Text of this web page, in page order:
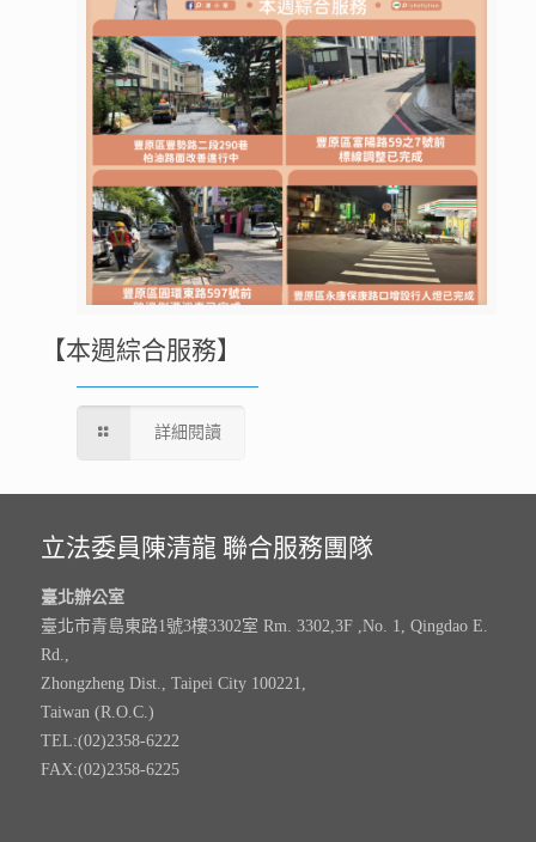
【本週綜合服務】
詳細閱讀
立法委員陳清龍 聯合服務團隊
臺北辦公室
臺北市青島東路1號3樓3302室 Rm. 3302,3F ,No. 1, Qingdao E.
Rd.,
Zhongzheng Dist., Taipei City 100221,
Taiwan (R.O.C.)
TEL:(02)2358-6222
FAX:(02)2358-6225